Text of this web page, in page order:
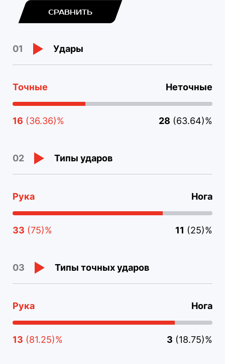
СРАВНИТЬ
01 Удары
Точные Неточные
16 (36.36)% 28 (63.64)%
02 Типы ударов
Рука Нога
33 (75)% 11 (25)%
03 Типы точных ударов
Рука Нога
13 (81.25)% 3 (18.75)%